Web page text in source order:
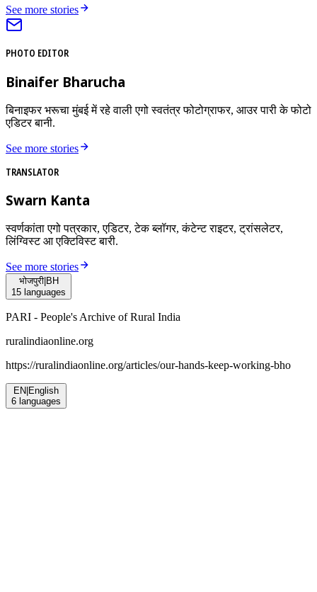
See more stories
PHOTO EDITOR
Binaifer Bharucha
बिनाइफर भरूचा मुंबई में रहे वाली एगो स्वतंत्र फोटोग्राफर, आउर पारी के फोटो
एडिटर बानी.
See more stories
TRANSLATOR
Swarn Kanta
स्वर्णकांता एगो पत्रकार, एडिटर, टेक ब्लॉगर, कंटेन्ट राइटर, ट्रांसलेटर,
लिंग्विस्ट आ एक्टिविस्ट बारी.
See more stories
भोजपुरी| BH
15 languages
PARI - People's Archive of Rural India
ruralindiaonline.org
https://ruralindiaonline.org/articles/our-hands-keep-working-bho
EN English
6 languages